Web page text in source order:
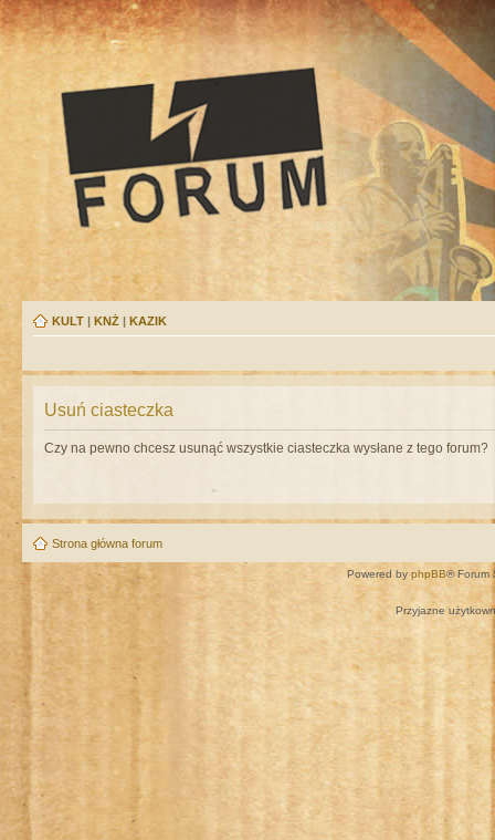
KULT | KNŻ | KAZIK
Usuń ciasteczka
Czy na pewno chcesz usunąć wszystkie ciasteczka wysłane z tego forum?
Strona główna forum
Powered by phpBB® Forum
Przyjazne